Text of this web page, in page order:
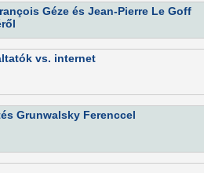
Géze és Jean-Pierre Le Goff
vs. internet
Grunwalsky Ferenccel